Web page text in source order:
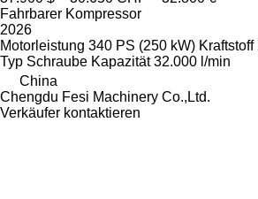
Fahrbarer Kompressor
2026
Motorleistung 340 PS (250 kW) Kraftstoff
Typ Schraube Kapazität 32.000 l/min
China
Chengdu Fesi Machinery Co.,Ltd.
Verkäufer kontaktieren